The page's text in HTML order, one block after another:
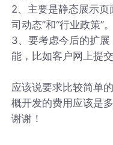
2、主要是静态展示页
司动态”和“行业政策”。
3、要考虑今后的扩
能，比如客户网上提
应该说要求比较简单
概开发的费用应该是多
谢谢！